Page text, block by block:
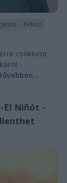
Fidesz
csökkent,
El Niñót -